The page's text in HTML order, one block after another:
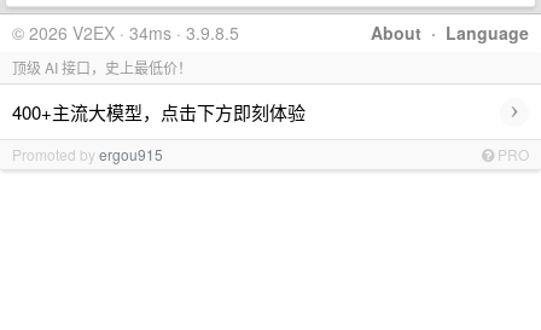
About · Language
© 2026 V2EX · 34ms · 3.9.8.5
顶级 AI 接口，史上最低价！
400+主流大模型，点击下方即刻体验 ›
Promoted byergou915 PRO